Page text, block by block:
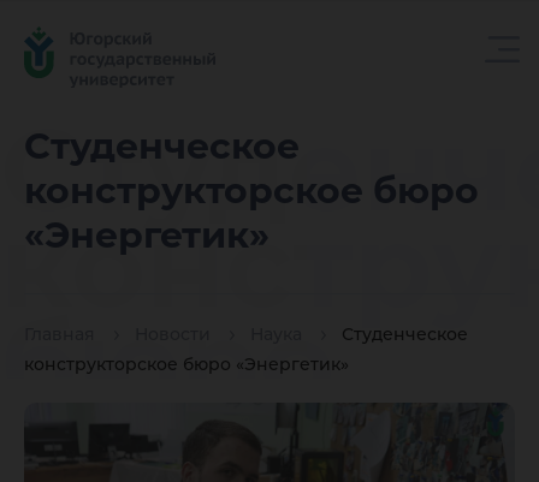
Студенческое
конструкторское бюро
«Энергетик»
Студенческое
конструкторское бюро «Энергетик»
бюро